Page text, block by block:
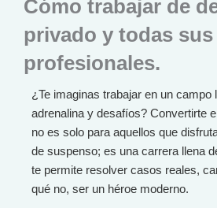
Cómo trabajar de
privado y todas
profesionales.
¿Te imaginas trabajar en un campo
adrenalina y desafíos? Convertirte
no es solo para aquellos que
de suspenso; es una carrera llena
te permite resolver casos reales,
qué no, ser un héroe moderno.